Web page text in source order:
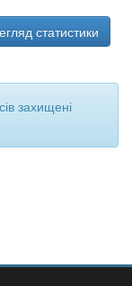
статистики
захищені